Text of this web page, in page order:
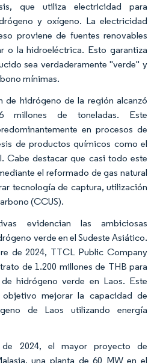
que utiliza electricidad para
y oxígeno. La electricidad
proviene de fuentes renovables
o la hidroeléctrica. Esto garantiza
sea verdaderamente "verde" y
mínimas.
de hidrógeno de la región alcanzó
millones de toneladas. Este
en procesos de
de productos químicos como el
Cabe destacar que casi todo este
el reformado de gas natural
tecnología de captura, utilización
(CCUS).
evidencian las ambiciosas
verde en el Sudeste Asiático.
de 2024, TTCL Public Company
de 1.200 millones de THB para
hidrógeno verde en Laos. Este
mejorar la capacidad de
de Laos utilizando energía
2024, el mayor proyecto de
una planta de 60 MW en el